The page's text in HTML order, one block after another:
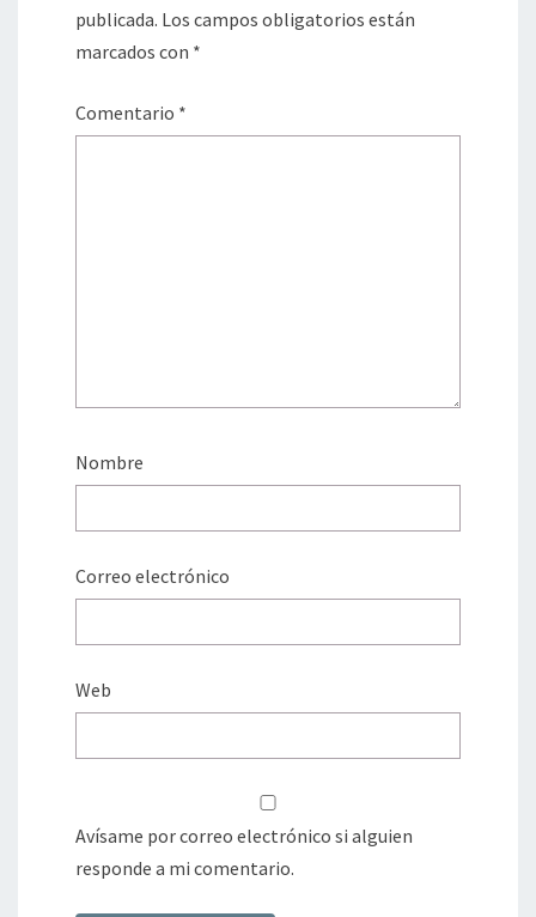
publicada. Los campos obligatorios están
marcados con *
Comentario *
Nombre
Correo electrónico
Web
Avísame por correo electrónico si alguien
responde a mi comentario.